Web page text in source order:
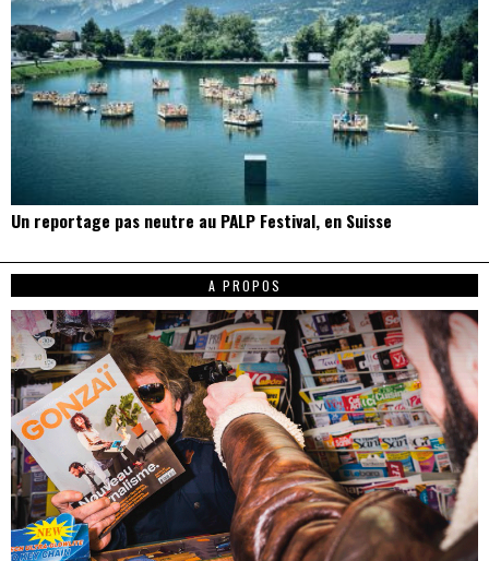
Un reportage pas neutre au PALP Festival, en Suisse
A PROPOS